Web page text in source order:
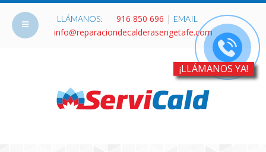
LLÁMANOS: 916 850 696 | EMAIL
info@reparaciondecalderasengetafe.com
¡LLÁMANOS YA!